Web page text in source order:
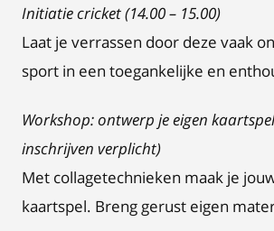
Initiatie cricket (14.00 – 15.00)
Laat je verrassen door deze vaak
sport in een toegankelijke en
Workshop: ontwerp je eigen
inschrijven verplicht)
Met collagetechnieken maak je
kaartspel. Breng gerust eigen